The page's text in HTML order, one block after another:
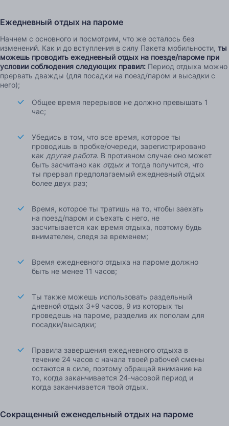
Ежедневный отдых на пароме
Начнем с основного и посмотрим, что же осталось без
изменений. Как и до вступления в силу Пакета мобильности, ты
можешь проводить ежедневный отдых на поезде/пароме при
условии соблюдения следующих правил: Период отдыха можно
прервать дважды (для посадки на поезд/паром и высадки с
него);
Общее время перерывов не должно превышать 1
час;
Убедись в том, что все время, которое ты
проводишь в пробке/очереди, зарегистрировано
как другая работа. В противном случае оно может
быть засчитано как отдыхи тогда получится, что
ты прервал предполагаемый ежедневный отдых
более двух раз;
Время, которое ты тратишь на то, чтобы заехать
на поезд/паром и съехать с него, не
засчитывается как время отдыха, поэтому будь
внимателен, следя за временем;
Время ежедневного отдыха на пароме должно
быть не менее 11 часов;
Ты также можешь использовать раздельный
дневной отдых 3+9 часов, 9 из которых ты
проведешь на пароме, разделив их пополам для
посадки/высадки;
Правила завершения ежедневного отдыха в
течение 24 часов с начала твоей рабочей смены
остаются в силе, поэтому обращай внимание на
то, когда заканчивается 24-часовой период и
когда заканчивается твой отдых.
Сокращенный еженедельный отдых на пароме